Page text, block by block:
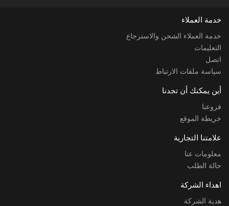
خدمة العملاء
خدمة العملاء الشحن والاسترجاع
التعليمات
اتصل
سياسة ملفات الارتباط
أين يمكنك أن تجدنا
فروعنا
خريطة الموقع
علامتنا التجارية
معلومات عنا
حالة الطلب
اهداء الشركة
هدية الشركة